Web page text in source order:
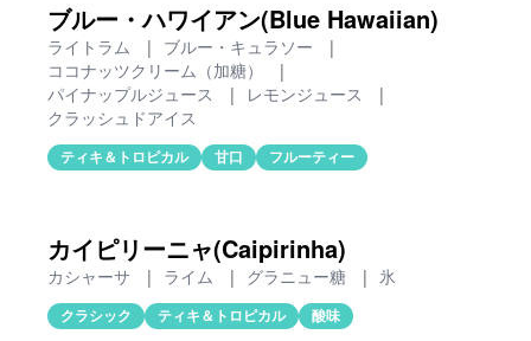
ブルー・ハワイアン(Blue Hawaiian)
ライトラム | ブルー・キュラソー
|
ココナッツクリーム（加糖）
|
パイナップルジュース
| レモンジュース
|
クラッシュドアイス
ティキ＆トロピカル 甘口 フルーティー
カイピリーニャ(Caipirinha)
カシャーサ | ライム | グラニュー糖 | 氷
クラシック ティキ＆トロピカル 酸味